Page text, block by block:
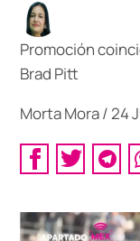
Promoción
Brad Pitt
Morta Mora/24